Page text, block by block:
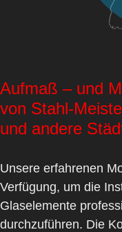
Aufmaß – und
von Stahl-
und andere
Unsere erfahrenen
Verfügung, um die
Glaselemente
durchzuführen. Die